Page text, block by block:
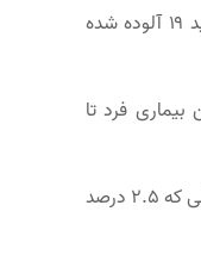
برای این مطالعه، تیم تحقیق بیش از ۳۵۳,۰۰۰ نفر را که بین ۲۸ فوریه ۲۰۲۰ تا ۲۸ آوریل ۲۰۲۱ به کووید ۱۹ آلوده شده
بین اولین بیماری فرد تا
آنها دریافتند که تنها چهار نفر، ۰.۳ درصد، افراد مبتلا به عفونت مجدد، بیماری شان شدید و حاد بود در حالی که ۲.۵ درصد